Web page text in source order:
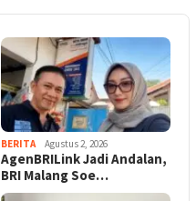
BERITA Agustus 2, 2026
AgenBRILink Jadi Andalan,
BRI Malang Soe…